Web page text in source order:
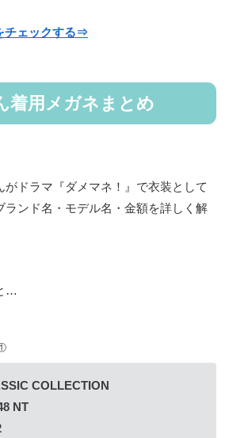
チェックする⇒
着用メガネまとめ
がドラマ『ダメマネ！』で衣装として
ランド名・モデル名・金額を詳しく解
…
COLLECTION
NT